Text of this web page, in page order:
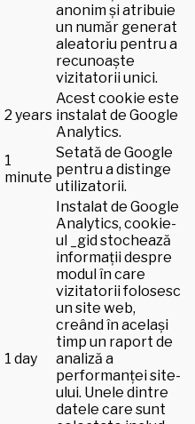
anonim și atribuie
un număr generat
aleatoriu pentru a
recunoaște
vizitatorii unici.
2 years
Acest cookie este
instalat de Google
Analytics.
1
minute
Setată de Google
pentru a distinge
utilizatorii.
1 day
Instalat de Google
Analytics, cookie-
ul _gid stochează
informații despre
modul în care
vizitatorii folosesc
un site web,
creând în același
timp un raport de
analiză a
performanței site-
ului. Unele dintre
datele care sunt